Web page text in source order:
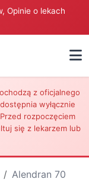
Opinie o lekach
z oficjalnego
wyłącznie
rozpoczęciem
się z lekarzem lub
Alendran 70